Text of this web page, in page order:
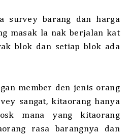
survey barang dan harga
masak la nak berjalan kat
blok dan setiap blok ada
member den jenis orang
sangat, kitaorang hanya
mana yang kitaorang
rasa barangnya dan